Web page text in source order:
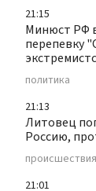
21:15
Минюст РФ
перепевку
политика
21:13
Литовец
Россию,
происшествия
21:01